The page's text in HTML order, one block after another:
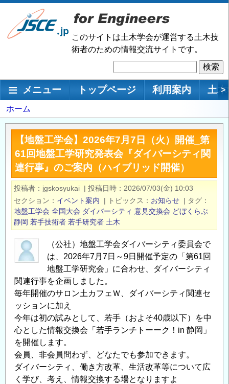
メ
ン
移
このサイトは土木学会が運営する土木技
術者のための情報交流サイトです。
索
メインナビゲーション
メニュー トップページ 利用案内 土 >
パ
ン
ず
ホーム
【地盤工学会】2026年7月7日（火）開催_第
61回地盤工学研究発表会『ダイバーシティ関
連行事』のご案内（ハイブリッド開催）
投稿者 jgskosyukai | 投稿日時
2026/07/03(金) 10:03
セクション
イベント案内 | トピックス お知らせ | タグ
地盤工学会 全国大会 ダイバーシティ 意見交換会 どぼくらぶ
静岡 若手技術者 若手研究者 土木
（公社）地盤工学会ダイバーシティ委員会で
は、2026年7月7日～9日開催予定の「第61回
地盤工学研究会」に合わせ、ダイバーシティ
関連行事を企画しました。
毎年開催のサロン土カフェＷ、ダイバーシティ関連セ
ッションに加え
今年は初の試みとして、若手（およそ40歳以下）を中
心とした情報交換会「若手ランチトーーク！in 静岡」
を開催します。
会員、非会員問わず、どなたでも参加できます。
ダイバーシティ、働き方改革、生活改革等について広
く学び、考え、情報交換する場となりますよ